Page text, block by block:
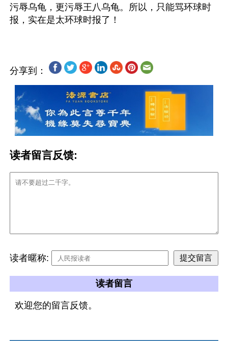
污辱乌龟，更污辱王八乌龟。所以，只能骂环球时
分享到：
读者留言反馈:
读者暱称:
读者留言
欢迎您的留言反馈。